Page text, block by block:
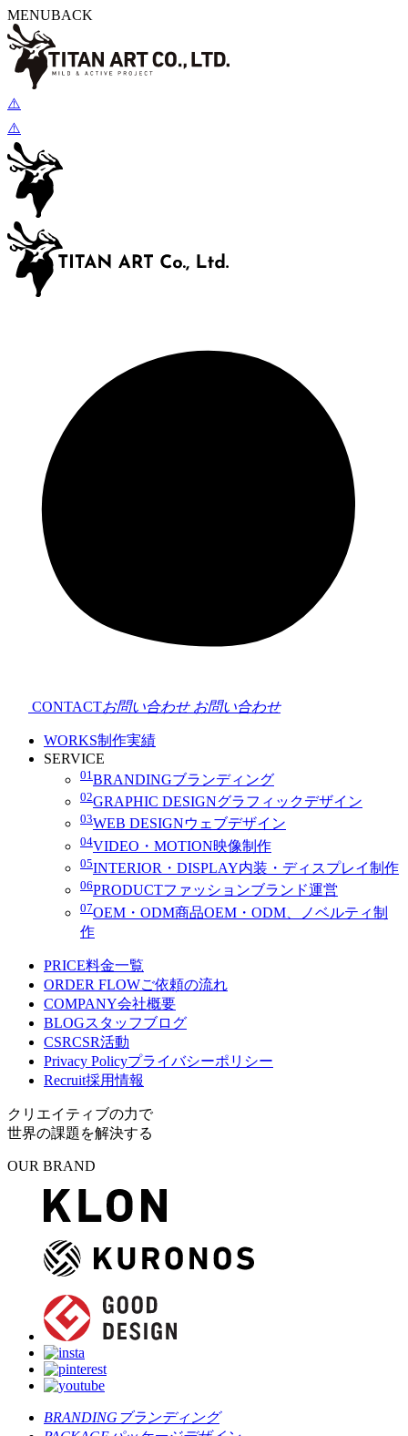
MENUBACK
CONTACTお問い合わせ お問い合わせ
WORKS制作実績
SERVICE
01 BRANDINGブランディング
02GRAPHIC DESIGNグラフィックデザイン
03WEB DESIGNウェブデザイン
04VIDEO・MOTION映像制作
05INTERIOR・DISPLAY内装・ディスプレイ制作
06PRODUCTファッションブランド運営
07OEM・ODM商品OEM・ODM、ノベルティ制
作
PRICE料金一覧
ORDER FLOWご依頼の流れ
COMPANY会社概要
BLOGスタッフブログ
CSRCSR活動
Privacy Policyプライバシーポリシー
Recruit採用情報
クリエイティブの力で
世界の課題を解決する
OUR BRAND
BRANDING ブランディング